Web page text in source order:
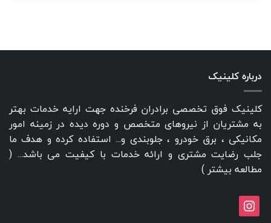
درباره کلینیک
کلینیک فوق تخصصی برادران فرخنده جهت ارایه خدمات بهتر
به مشتریان از نیروهای متخصص و دوره دیده در زمینه امور
مکانیکی ، برق خودرو ، جلوبندی و... استفاده کرده و هدف ما
جلب رضایت مشتری و ارائه خدمات با کیفیت می باشد... (
مطالعه بیشتر )
instagram